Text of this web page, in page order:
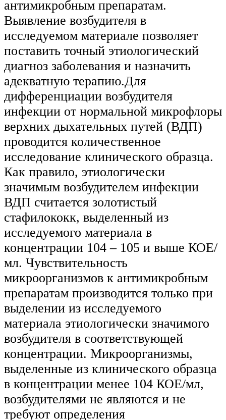
антимикробным препаратам.
Выявление возбудителя в
исследуемом материале позволяет
поставить точный этиологический
диагноз заболевания и назначить
адекватную терапию.Для
дифференциации возбудителя
инфекции от нормальной микрофлоры
верхних дыхательных путей (ВДП)
проводится количественное
исследование клинического образца.
Как правило, этиологически
значимым возбудителем инфекции
ВДП считается золотистый
стафилококк, выделенный из
исследуемого материала в
концентрации 104 – 105 и выше КОЕ/
мл. Чувствительность
микроорганизмов к антимикробным
препаратам производится только при
выделении из исследуемого
материала этиологически значимого
возбудителя в соответствующей
концентрации. Микроорганизмы,
выделенные из клинического образца
в концентрации менее 104 КОЕ/мл,
возбудителями не являются и не
требуют определения